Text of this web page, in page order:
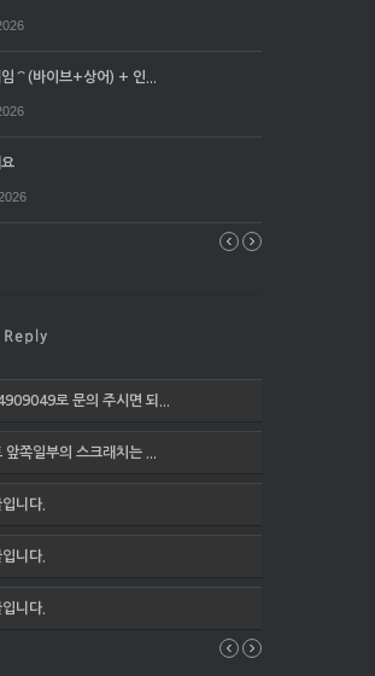
⌒(바이브+상어) + 인...
로 문의 주시면 되...
앞쪽일부의 스크래치는 ...
니다.
니다.
니다.